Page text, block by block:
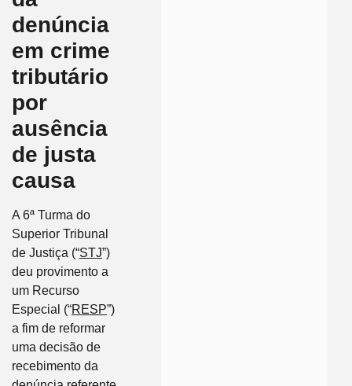
denúncia
em crime
tributário
por
ausência
de justa
causa
A 6ª Turma do
Superior Tribunal
de Justiça (“STJ”)
deu provimento a
um Recurso
Especial (“RESP”)
a fim de reformar
uma decisão de
recebimento da